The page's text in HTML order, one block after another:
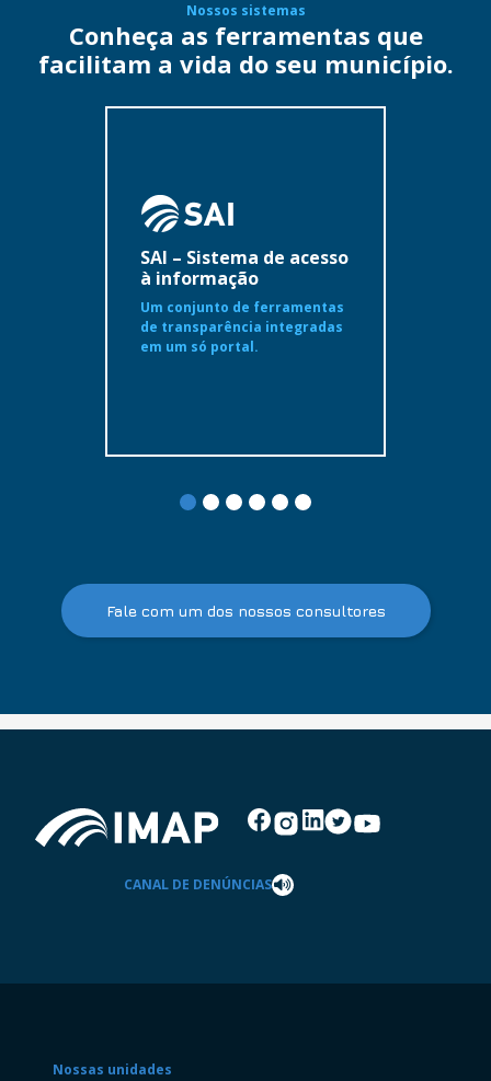
Nossos sistemas
Conheça as ferramentas que
facilitam a vida do seu município.
SAI – Sistema de acesso
à informação
Um conjunto de ferramentas
de transparência integradas
em um só portal.
Fale com um dos nossos consultores
CANAL DE DENÚNCIAS
Nossas unidades